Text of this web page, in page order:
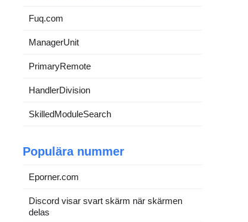
Fuq.com
ManagerUnit
PrimaryRemote
HandlerDivision
SkilledModuleSearch
Populära nummer
Eporner.com
Discord visar svart skärm när skärmen
delas